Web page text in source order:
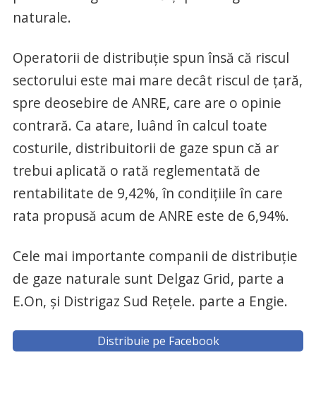
naturale.
Operatorii de distribuție spun însă că riscul
sectorului este mai mare decât riscul de țară,
spre deosebire de ANRE, care are o opinie
contrară. Ca atare, luând în calcul toate
costurile, distribuitorii de gaze spun că ar
trebui aplicată o rată reglementată de
rentabilitate de 9,42%, în condițiile în care
rata propusă acum de ANRE este de 6,94%.
Cele mai importante companii de distribuție
de gaze naturale sunt Delgaz Grid, parte a
E.On, și Distrigaz Sud Rețele. parte a Engie.
Distribuie pe Facebook